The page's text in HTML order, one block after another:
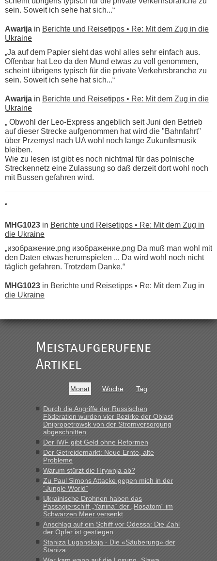
sein. Soweit ich sehe hat sich...“
Awarija in Berichte und Reisetipps • Re: Mit dem Zug in die
Ukraine
„Ja auf dem Papier sieht das wohl alles sehr einfach aus.
Offenbar hat Leo da den Mund etwas zu voll genommen,
scheint übrigens typisch für die private Verkehrsbranche zu
sein. Soweit ich sehe hat sich...“
Awarija in Berichte und Reisetipps • Re: Mit dem Zug in die
Ukraine
„ Obwohl der Leo-Express angeblich seit Juni den Betrieb
auf dieser Strecke aufgenommen hat wird die "Bahnfahrt"
über Przemysl nach UA wohl noch lange Zukunftsmusik
bleiben.
Wie zu lesen ist gibt es noch nichtmal für das polnische
Streckennetz eine Zulassung so daß derzeit dort wohl noch
mit Bussen gefahren wird.
“
MHG1023 in Berichte und Reisetipps • Re: Mit dem Zug in
die Ukraine
„изображение.png изображение.png Da muß man wohl mit
den Daten etwas herumspielen ... Da wird wohl noch nicht
täglich gefahren. Trotzdem Danke.“
MHG1023 in Berichte und Reisetipps • Re: Mit dem Zug in
die Ukraine
Ist korrekt, aber ich finde man hätte trotzdem im Text gleich
darauf hinweisen können.
War aber nicht "böse" gemeint ...
buchbar - warum auch immer ...
Hab´s versucht - bekomme aber immer angezeigt "auf dieser
Strecke fahren wir nicht"
MHG1023 inBerichte und Reisetipps • Re: Mit dem Zug in
die Ukraine
„Man sollte aber explizit dazu schreiben, daß es ein Zug von
LeoExpress ist - und nur auf deren Webseite kann man die
Fahrkarten kaufen. Zumindest ist es die erste Umsteigefreie
Verbindung von Deutschland...“
Recht, Visa und Dokumente • Re: Deklaration
gebrauchter Kleidung beim Zoll
„Vielen Dank, mit einem Briefchen meiner Frau im Gepäck
gab es keine Probleme“
Meistaufgerufene
Artikel
Monat Woche Tag
Durch die Angriffe der Russischen
Föderation wurden vier Bezirke der Oblast
Dnipropetrowsk von der Stromversorgung
abgeschnitten
Der IWF gibt Geld ohne Reformen
Der Getreidemarkt: Neue Ernte, alte
Probleme
Warum stürzt die Hrywnja ab?
Zu Paul Simons Attacke gegen mich in der
“Jungle World”
Ukrainische Drohnen haben das
Passagierschiff „Yanina“ der „Rosatom“ im
Schwarzen Meer versenkt
Anschlag auf ein Schiff vor Odessa: Die Zahl
der Opfer ist gestiegen
Staniza Luganskaja - Die «Säuberung» der
Staniza